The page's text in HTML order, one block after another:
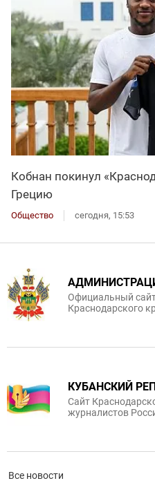
Кобнан покинул
Грецию
Общество сегодня, 15:53
Официальный
Краснодарского
КУБАНСКИЙ
Сайт
журналистов
Все новости